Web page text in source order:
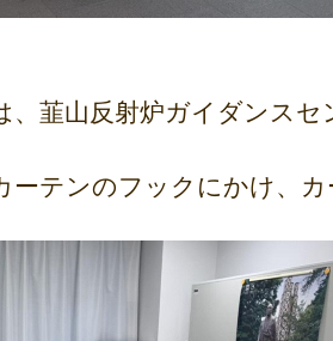
韮山反射炉ガイダンスセ
テンのフックにかけ、